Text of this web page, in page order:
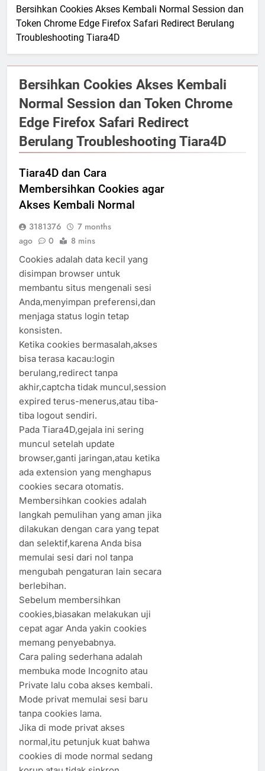
Bersihkan Cookies Akses Kembali Normal Session dan
Token Chrome Edge Firefox Safari Redirect Berulang
Troubleshooting Tiara4D
Bersihkan Cookies Akses Kembali
Normal Session dan Token Chrome
Edge Firefox Safari Redirect
Berulang Troubleshooting Tiara4D
Tiara4D dan Cara
Membersihkan Cookies agar
Akses Kembali Normal
3181376
7 months
ago
0 8 mins
Cookies adalah data kecil yang
disimpan browser untuk
membantu situs mengenali sesi
Anda,menyimpan preferensi,dan
menjaga status login tetap
konsisten.
Ketika cookies bermasalah,akses
bisa terasa kacau:login
berulang,redirect tanpa
akhir,captcha tidak muncul,session
expired terus-menerus,atau tiba-
tiba logout sendiri.
Pada Tiara4D,gejala ini sering
muncul setelah update
browser,ganti jaringan,atau ketika
ada extension yang menghapus
cookies secara otomatis.
Membersihkan cookies adalah
langkah pemulihan yang aman jika
dilakukan dengan cara yang tepat
dan selektif,karena Anda bisa
memulai sesi dari nol tanpa
mengubah pengaturan lain secara
berlebihan.
Sebelum membersihkan
cookies,biasakan melakukan uji
cepat agar Anda yakin cookies
memang penyebabnya.
Cara paling sederhana adalah
membuka mode Incognito atau
Private lalu coba akses kembali.
Mode privat memulai sesi baru
tanpa cookies lama.
Jika di mode privat akses
normal,itu petunjuk kuat bahwa
cookies di mode normal sedang